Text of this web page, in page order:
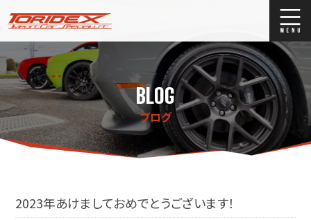
ブログ
Stock list
ストックリスト
買取
BLOG
ブログ
2023年あけましておめでとうございます！